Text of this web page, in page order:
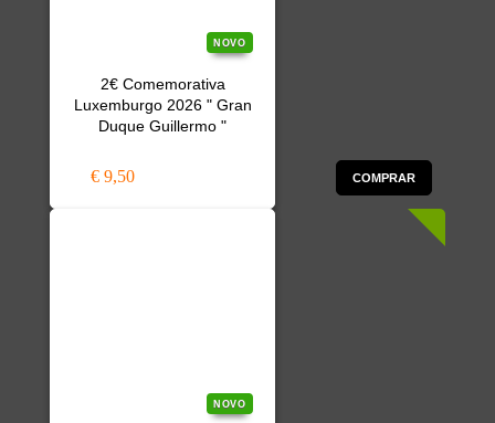
NOVO
2€ Comemorativa
Luxemburgo 2026 " Gran
Duque Guillermo "
€ 9,50 COMPRAR
NOVO